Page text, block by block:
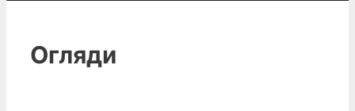
Огляди